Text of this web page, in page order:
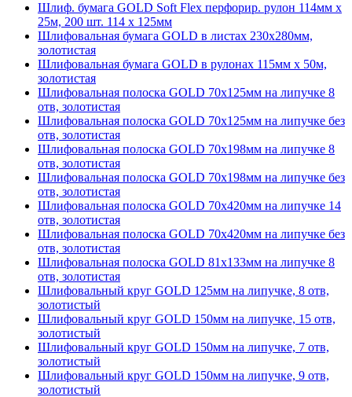
Шлиф. бумага GOLD Soft Flex перфорир. рулон 114мм х
25м, 200 шт. 114 х 125мм
Шлифовальная бумага GOLD в листах 230х280мм,
золотистая
Шлифовальная бумага GOLD в рулонах 115мм х 50м,
золотистая
Шлифовальная полоска GOLD 70х125мм на липучке 8
отв, золотистая
Шлифовальная полоска GOLD 70х125мм на липучке без
отв, золотистая
Шлифовальная полоска GOLD 70х198мм на липучке 8
отв, золотистая
Шлифовальная полоска GOLD 70х198мм на липучке без
отв, золотистая
Шлифовальная полоска GOLD 70х420мм на липучке 14
отв, золотистая
Шлифовальная полоска GOLD 70х420мм на липучке без
отв, золотистая
Шлифовальная полоска GOLD 81х133мм на липучке 8
отв, золотистая
Шлифовальный круг GOLD 125мм на липучке, 8 отв,
золотистый
Шлифовальный круг GOLD 150мм на липучке, 15 отв,
золотистый
Шлифовальный круг GOLD 150мм на липучке, 7 отв,
золотистый
Шлифовальный круг GOLD 150мм на липучке, 9 отв,
золотистый